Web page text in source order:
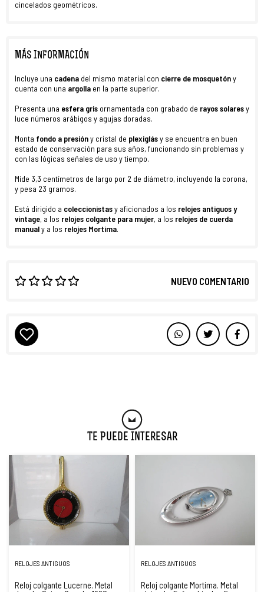
cincelados geométricos.
MÁS INFORMACIÓN
Incluye una cadena del mismo material con cierre de mosquetóny
cuenta con una argolla en la parte superior.
Presenta una esfera gris ornamentada con grabado de rayos solaresy
luce números arábigos y agujas doradas.
Monta fondo a presióny cristal de plexiglásy se encuentra en buen
estado de conservación para sus años, funcionando sin problemas y
con las lógicas señales de uso y tiempo.
Mide 3,3 centímetros de largo por 2 de diámetro, incluyendo la corona,
y pesa 23 gramos.
Está dirigido a coleccionistasy aficionados a los relojes antiguos y
vintage, a los relojes colgante para mujer, a los relojes de cuerda
manualy a los relojes Mortima.
NUEVO COMENTARIO
Te Puede Interesar
RELOJES ANTIGUOS
Reloj colgante Lucerne. Metal
RELOJES ANTIGUOS
Reloj colgante Mortima. Metal